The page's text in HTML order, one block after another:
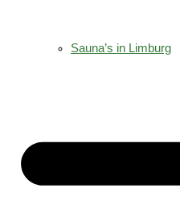
Sauna’s in Limburg